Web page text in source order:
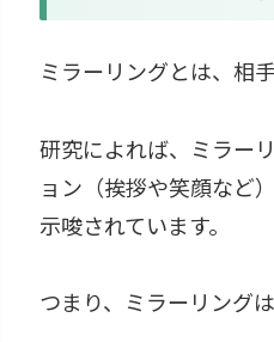
ミラーリングとは、相
研究によれば、ミラー
ョン（挨拶や笑顔など
示唆されています。
つまり、ミラーリング